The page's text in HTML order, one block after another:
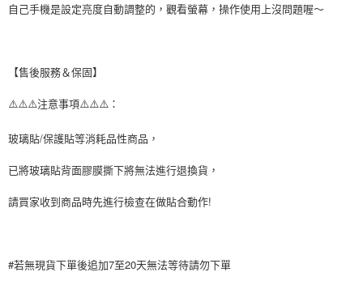
自己手機是設定亮度自動調整的，觀看螢幕，操作使用上沒問題喔～
【售後服務＆保固】
⚠️⚠️⚠️注意事項⚠️⚠️⚠️：
玻璃貼/保護貼等消耗品性商品，
已將玻璃貼背面膠膜撕下將無法進行退換貨，
請買家收到商品時先進行檢查在做貼合動作!
#若無現貨下單後追加7至20天無法等待請勿下單